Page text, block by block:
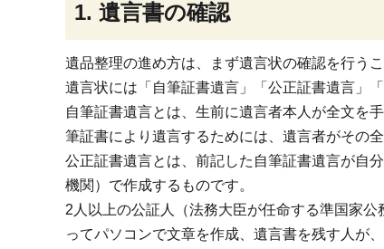
1. 遺言書の確認
遺品整理の進め方は、まず遺言状の確認を行うこ
遺言状には「自筆証書遺言」「公正証書遺言」
自筆証書遺言とは、生前に遺言者本人が全文を
筆証書により遺言するためには、遺言者がその
公正証書遺言とは、前記した自筆証書遺言が自
機関）で作成するものです。
2人以上の公証人（法務大臣が任命する準国家
ってパソコンで文章を作成、遺言書を残す人が